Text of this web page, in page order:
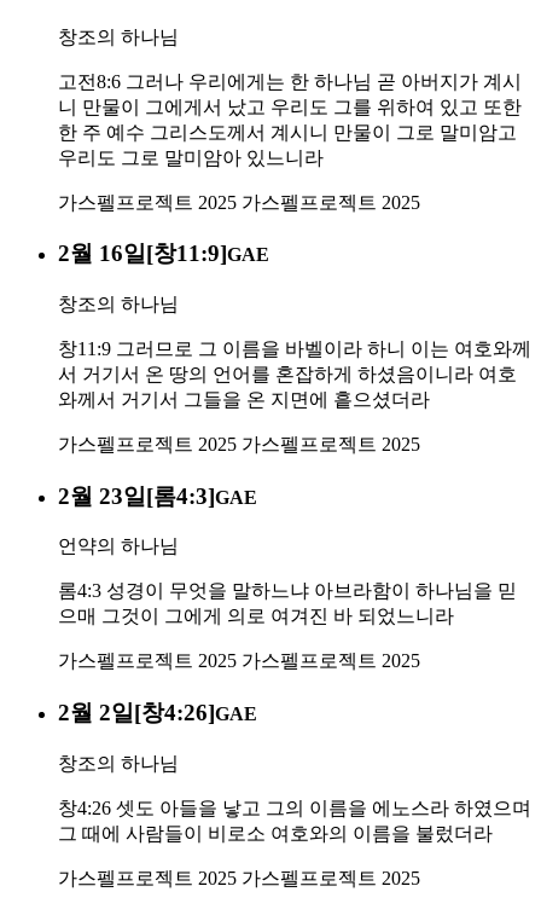
창조의 하나님
고전8:6 그러나 우리에게는 한 하나님 곧 아버지가 계시
니 만물이 그에게서 났고 우리도 그를 위하여 있고 또한
한 주 예수 그리스도께서 계시니 만물이 그로 말미암고
우리도 그로 말미암아 있느니라
가스펠프로젝트 2025 가스펠프로젝트 2025
2월 16일[창11:9]GAE
창조의 하나님
창11:9 그러므로 그 이름을 바벨이라 하니 이는 여호와께
서 거기서 온 땅의 언어를 혼잡하게 하셨음이니라 여호
와께서 거기서 그들을 온 지면에 흩으셨더라
가스펠프로젝트 2025 가스펠프로젝트 2025
2월 23일[롬4:3]GAE
언약의 하나님
롬4:3 성경이 무엇을 말하느냐 아브라함이 하나님을 믿
으매 그것이 그에게 의로 여겨진 바 되었느니라
가스펠프로젝트 2025 가스펠프로젝트 2025
2월 2일[창4:26]GAE
창조의 하나님
창4:26 셋도 아들을 낳고 그의 이름을 에노스라 하였으며
그 때에 사람들이 비로소 여호와의 이름을 불렀더라
가스펠프로젝트 2025 가스펠프로젝트 2025